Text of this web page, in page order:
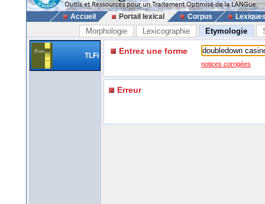
Accueil Portail lexical Corpus
Morphologie Lexicographie Etymologie
TLFi Entrez une forme
notices corrigées
Erreur